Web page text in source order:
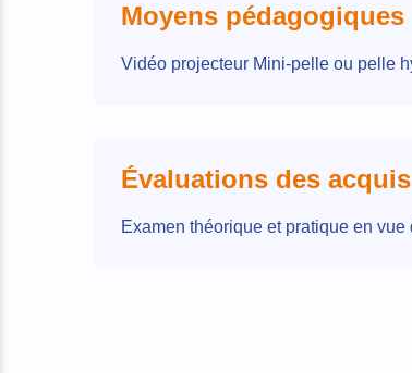
Moyens pédagogiques
Vidéo projecteur Mini-pelle ou pelle
Évaluations des acquis
Examen théorique et pratique en